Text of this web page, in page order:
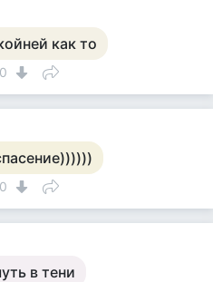
как то
0
0
в тени